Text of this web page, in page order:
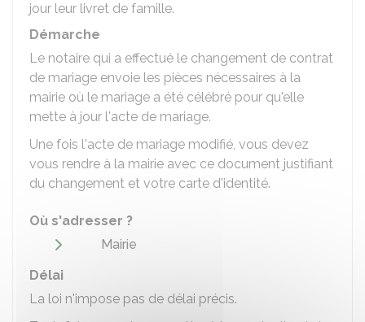
jour leur livret de famille.
Démarche
Le notaire qui a effectué le changement de contrat
de mariage envoie les pièces nécessaires à la
mairie où le mariage a été célébré pour qu'elle
mette à jour l'acte de mariage.
Une fois l'acte de mariage modifié, vous devez
vous rendre à la mairie avec ce document justifiant
du changement et votre carte d'identité.
Où s'adresser ?
Mairie
Délai
La loi n'impose pas de délai précis.